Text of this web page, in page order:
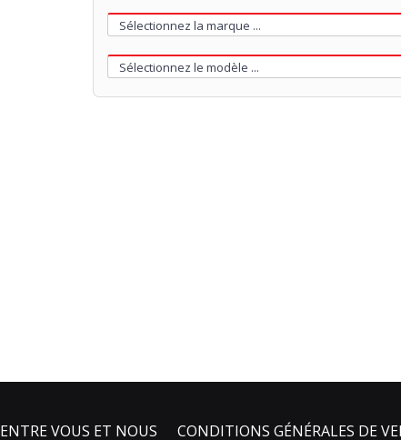
ENTRE VOUS ET NOUS CONDITIONS GÉNÉRALES DE